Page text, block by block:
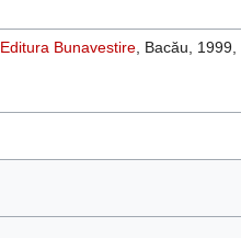
Editura Bunavestire, Bacău,